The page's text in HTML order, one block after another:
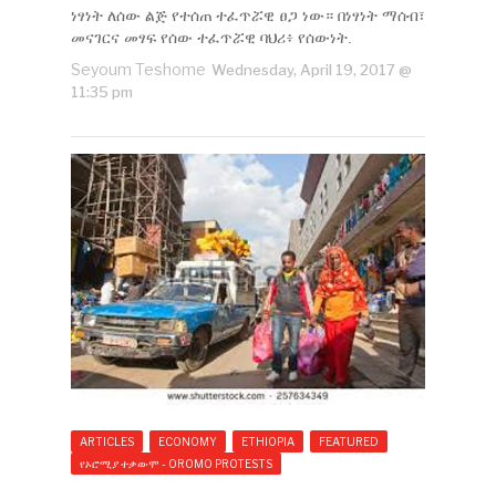
ነፃነት ለሰው ልጅ የተሰጠ ተፈጥሯዊ ፀጋ ነው። በነፃነት ማሰብ፣
መናገርና መፃፍ የሰው ተፈጥሯዊ ባህሪ፥ የሰውነት.
Seyoum Teshome Wednesday, April 19, 2017 @
11:35 pm
ARTICLES ECONOMY ETHIOPIA
FEATURED
የኦሮሚያ ተቃውሞ - OROMO PROTESTS